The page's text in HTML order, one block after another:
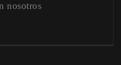
nosotros